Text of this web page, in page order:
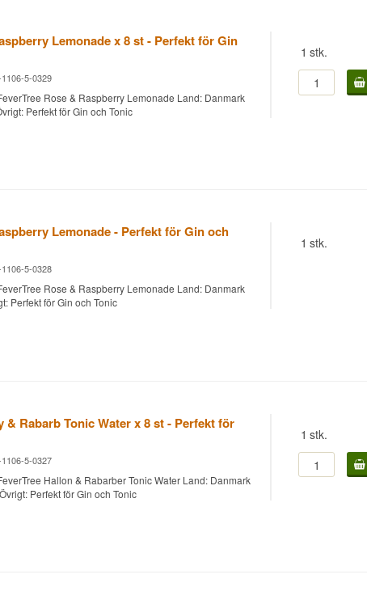
Lemonade x 8 st - Perfekt för Gin
5-0329
Rose & Raspberry Lemonade Land: Danmark
Perfekt för Gin och Tonic
1 stk.
Lemonade - Perfekt för Gin och
5-0328
Rose & Raspberry Lemonade Land: Danmark
Perfekt för Gin och Tonic
1 stk.
& Rabarb Tonic Water x 8 st - Perfekt för
5-0327
Hallon & Rabarber Tonic Water Land: Danmark
Perfekt för Gin och Tonic
1 stk.